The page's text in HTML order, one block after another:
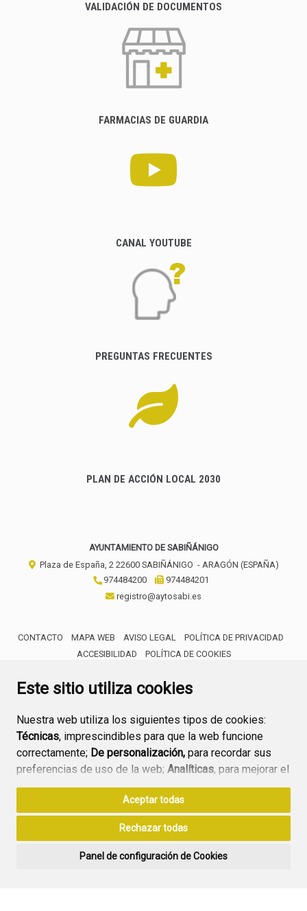
Este sitio utiliza cookies
Nuestra web utiliza los siguientes tipos de cookies:
Técnicas, imprescindibles para que la web funcione
correctamente; De personalización, para recordar sus
preferencias de uso de la web; Analíticas, para mejorar el
funcionamiento de la web y sus servicios.
Si acepta pulsando el botón“Aceptar todas”
consideramos que acepta su uso. Si pulsa el botón
ninguna acción, se guardarán las cookies técnicas
Aceptar todas
Rechazar todas
Panel de configuración de Cookies
VALIDACIÓN DE DOCUMENTOS
FARMACIAS DE GUARDIA
CANAL YOUTUBE
PREGUNTAS FRECUENTES
PLAN DE ACCIÓN LOCAL 2030
AYUNTAMIENTO DE SABIÑÁNIGO
Plaza de España, 2 22600 SABIÑÁNIGO - ARAGÓN (ESPAÑA)
974484200
974484201
registro@aytosabi.es
CONTACTO MAPA WEB AVISO LEGAL
POLÍTICA DE PRIVACIDAD
ACCESIBILIDAD
POLÍTICA DE COOKIES